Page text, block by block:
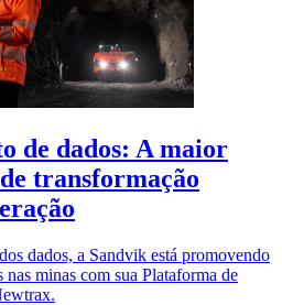
de dados: A maior
transformação
dados, a Sandvik está promovendo
minas com sua Plataforma de